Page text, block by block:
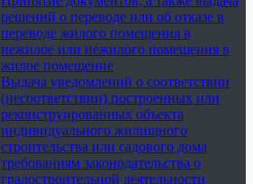
решений о переводе или об отказе в
переводе жилого помещения в
нежилое или нежилого помещения в
жилое помещение
Выдача уведомлений о соответствии
(несоответствии) построенных или
реконструированных объекта
индивидуального жилищного
строительства или садового дома
требованиям законодательства о
градостроительной деятельности